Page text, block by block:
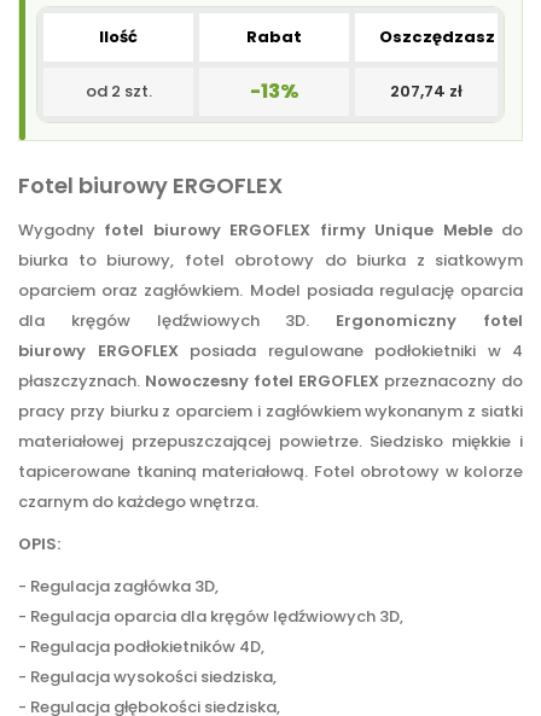
Ilość Rabat Oszczędzasz
od 2 szt. -13% 207,74 zł
Fotel biurowy ERGOFLEX
Wygodny fotel biurowy ERGOFLEX firmy Unique Mebledo
biurka to biurowy, fotel obrotowy do biurka z siatkowym
oparciem oraz zagłówkiem. Model posiada regulację oparcia
dla kręgów lędźwiowych 3D. Ergonomiczny fotel
biurowy ERGOFLEX posiada regulowane podłokietniki w 4
płaszczyznach. Nowoczesny fotel ERGOFLEX przeznacozny do
pracy przy biurku z oparciem i zagłówkiem wykonanym z siatki
materiałowej przepuszczającej powietrze. Siedzisko miękkie i
tapicerowane tkaniną materiałową. Fotel obrotowy w kolorze
czarnym do każdego wnętrza.
OPIS:
- Regulacja zagłówka 3D,
- Regulacja oparcia dla kręgów lędźwiowych 3D,
- Regulacja podłokietników 4D,
- Regulacja wysokości siedziska,
- Regulacja głębokości siedziska,